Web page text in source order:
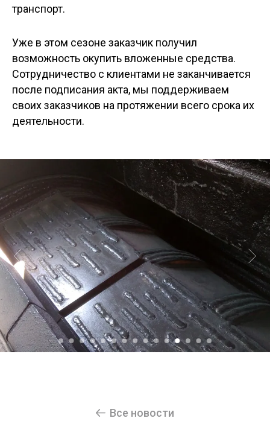
транспорт.
Уже в этом сезоне заказчик получил
возможность окупить вложенные средства.
Сотрудничество с клиентами не заканчивается
после подписания акта, мы поддерживаем
своих заказчиков на протяжении всего срока их
деятельности.
Все новости